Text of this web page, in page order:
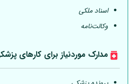
اسناد ملکی
وکالت‌نامه
مدارک موردنیاز برای کارهای